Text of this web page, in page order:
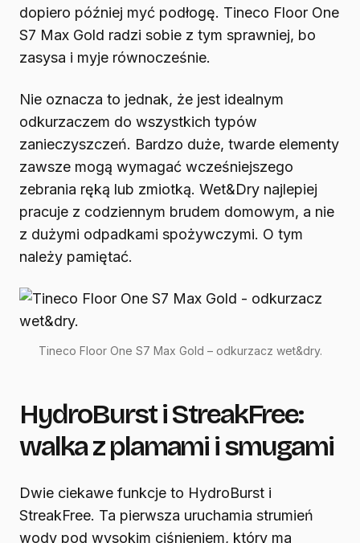
dopiero później myć podłogę. Tineco Floor One
S7 Max Gold radzi sobie z tym sprawniej, bo
zasysa i myje równocześnie.
Nie oznacza to jednak, że jest idealnym
odkurzaczem do wszystkich typów
zanieczyszczeń. Bardzo duże, twarde elementy
zawsze mogą wymagać wcześniejszego
zebrania ręką lub zmiotką. Wet&Dry najlepiej
pracuje z codziennym brudem domowym, a nie
z dużymi odpadkami spożywczymi. O tym
należy pamiętać.
Tineco Floor One S7 Max Gold – odkurzacz wet&dry.
HydroBurst i StreakFree:
walka z plamami i smugami
Dwie ciekawe funkcje to HydroBurst i
StreakFree. Ta pierwsza uruchamia strumień
wody pod wysokim ciśnieniem, który ma